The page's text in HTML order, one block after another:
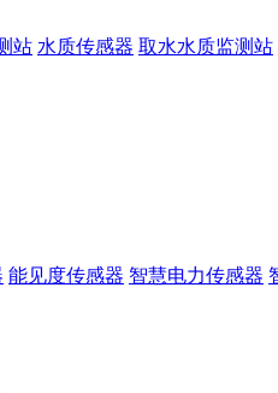
站 水质传感器 取水水质监测站
能见度传感器 智慧电力传感器